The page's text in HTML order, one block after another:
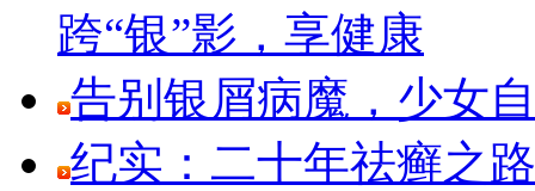
跨“银”影，享健康
告别银屑病魔，少女
纪实：二十年祛癣之